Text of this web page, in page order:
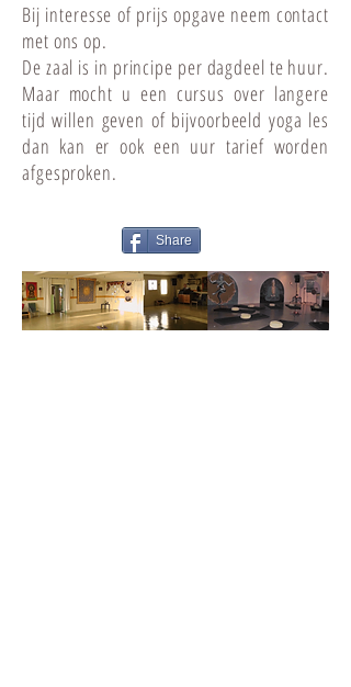
Bij interesse of prijs opgave neem contact
met ons op.
De zaal is in principe per dagdeel te huur.
Maar mocht u een cursus over langere
tijd willen geven of bijvoorbeeld yoga les
dan kan er ook een uur tarief worden
afgesproken.
Share